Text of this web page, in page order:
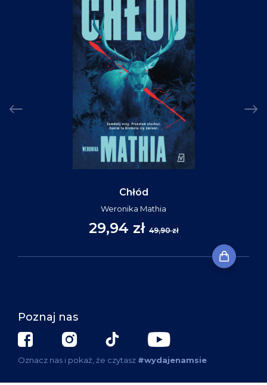
Chłód
Weronika Mathia
29,94 zł 49,90 zł
Poznaj nas
Oznacz nas i pokaż, że czytasz #wydajenamsie